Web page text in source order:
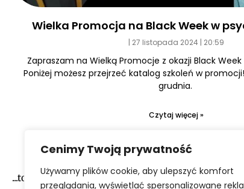
Cenimy Twoją prywatność
Używamy plików cookie, aby ulepszyć komfort
przeglądania, wyświetlać spersonalizowane
Wielka Promocja na Black Week w
27 listopada 2024 20:59
Zapraszam na Wielką Promocje z okazji Black
Poniżej możesz przejrzeć katalog szkoleń w
grudnia.
Czytaj więcej »
...to narazie wszystko :-)